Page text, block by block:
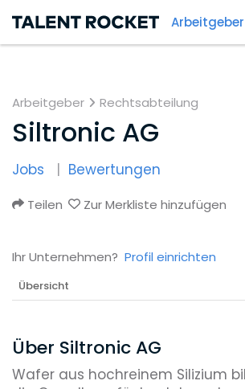
Arbeitgeber
Arbeitgeber Rechtsabteilung
Siltronic AG
Jobs Bewertungen
Teilen Zur Merkliste hinzufügen
Ihr Unternehmen? Profil einrichten
Übersicht
Über Siltronic AG
Wafer aus hochreinem Silizium